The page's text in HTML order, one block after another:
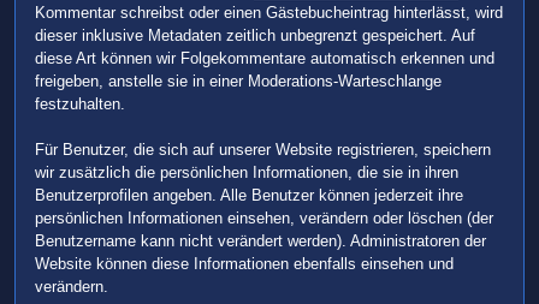
Kommentar schreibst oder einen Gästebucheintrag hinterlässt, wird
dieser inklusive Metadaten zeitlich unbegrenzt gespeichert. Auf
diese Art können wir Folgekommentare automatisch erkennen und
freigeben, anstelle sie in einer Moderations-Warteschlange
festzuhalten.
Für Benutzer, die sich auf unserer Website registrieren, speichern
wir zusätzlich die persönlichen Informationen, die sie in ihren
Benutzerprofilen angeben. Alle Benutzer können jederzeit ihre
persönlichen Informationen einsehen, verändern oder löschen (der
Benutzername kann nicht verändert werden). Administratoren der
Website können diese Informationen ebenfalls einsehen und
verändern.